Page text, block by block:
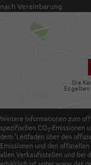
nach Vereinbarung
Die
Es gelten
Weitere Informationen zum
spezifischen CO 2-Emissionen
dem 'Leitfaden über den
Emissionen und den
allen Verkaufsstellen und bei